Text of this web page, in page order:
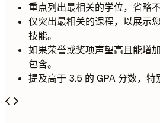
重点列出最相关的学位，省略
仅突出最相关的课程，以展示
技能。
如果荣誉或奖项声望高且能增
包含。
提及高于 3.5 的 GPA 分数，特